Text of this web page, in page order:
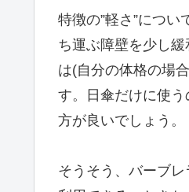
特徴の”軽さ”につ
ち運ぶ障壁を少し
は(自分の体格の場
す。日傘だけに使
方が良いでしょう。
そうそう、バーブ